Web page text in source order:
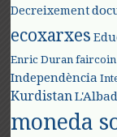
Decreixement
ecoxarxes
Enric Duran faircoin
Independència
Kurdistan
moneda